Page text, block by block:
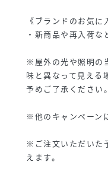
《ブランドのお気に
・新商品や再入荷な
※屋外の光や照明の
味と異なって見える
予めご了承ください。
※他のキャンペーン
※ご注文いただいた
えます。